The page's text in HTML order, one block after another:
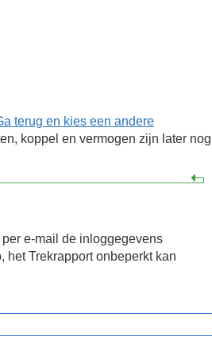
terug en kies een andere
koppel en vermogen zijn later nog
e-mail de inloggegevens
het Trekrapport onbeperkt kan